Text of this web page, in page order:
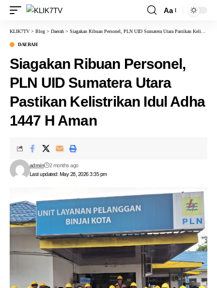
Aa
KLIK7TV > Blog > Daerah > Siagakan Ribuan Personel, PLN UID Sumatera Utara Pastikan Kelistrikan Idul Adha 1447 H Aman
DAERAH
Siagakan Ribuan Personel,
PLN UID Sumatera Utara
Pastikan Kelistrikan Idul Adha
1447 H Aman
Last updated: May 28, 2026 3:35 pm
admin 2 months ago